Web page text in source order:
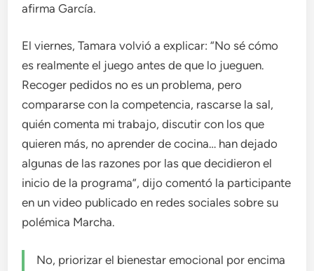
afirma García.
El viernes, Tamara volvió a explicar: “No sé cómo
es realmente el juego antes de que lo jueguen.
Recoger pedidos no es un problema, pero
compararse con la competencia, rascarse la sal,
quién comenta mi trabajo, discutir con los que
quieren más, no aprender de cocina… han dejado
algunas de las razones por las que decidieron el
inicio de la programa”, dijo comentó la participante
en un video publicado en redes sociales sobre su
polémica Marcha.
No, priorizar el bienestar emocional por encima